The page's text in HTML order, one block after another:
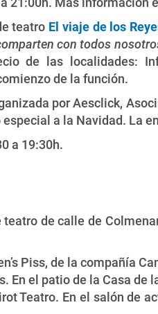
teatro El viaje de los
con todos
de las localidades:
de la función.
por Aesclick,
a la Navidad. La
a 19:30h.
teatro de calle de
Piss, de la compañía
En el patio de la Casa de
Teatro. En el salón de